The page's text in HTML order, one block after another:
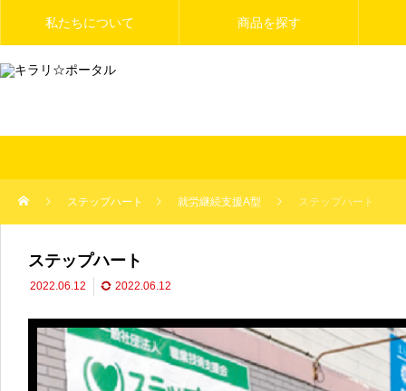
私たちについて 商品を探す
ステップハート 就労継続支援A型 ステップハート
ステップハート
2022.06.12 2022.06.12